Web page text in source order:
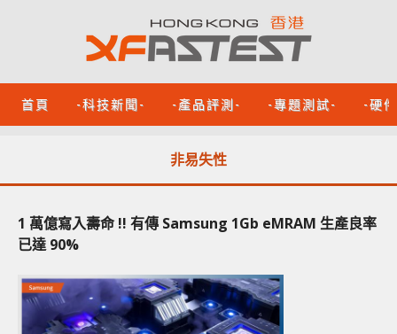
首頁 -科技新聞- -產品評測- -專題測試- -硬
非易失性
1 萬億寫入壽命 !! 有傳 Samsung 1Gb eMRAM 生產良率
已達 90%